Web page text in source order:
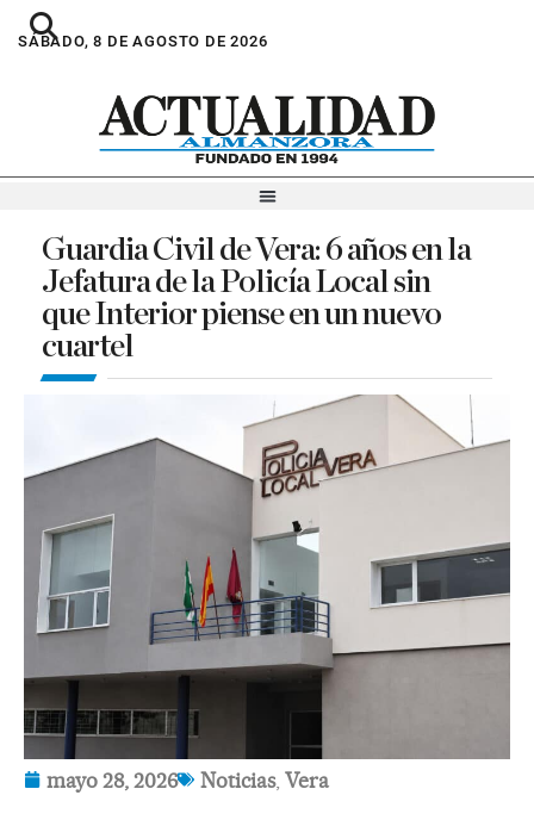
SÁBADO, 8 DE AGOSTO DE 2026
Guardia Civil de Vera: 6 años en la
Jefatura de la Policía Local sin
que Interior piense en un nuevo
cuartel
mayo 28, 2026 Noticias, Vera